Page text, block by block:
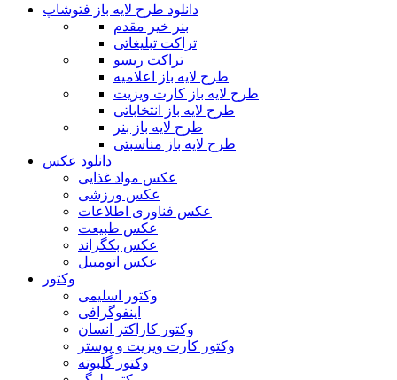
دانلود طرح لایه باز فتوشاپ
بنر خیر مقدم
تراکت تبلیغاتی
تراکت ریسو
طرح لایه باز اعلامیه
طرح لایه باز کارت ویزیت
طرح لایه باز انتخاباتی
طرح لایه باز بنر
طرح لایه باز مناسبتی
دانلود عکس
عکس مواد غذایی
عکس ورزشی
عکس فناوری اطلاعات
عکس طبیعت
عکس بکگراند
عکس اتومبیل
وکتور
وکتور اسلیمی
اینفوگرافی
وکتور کاراکتر انسان
وکتور کارت ویزیت و پوستر
وکتور گلبوته